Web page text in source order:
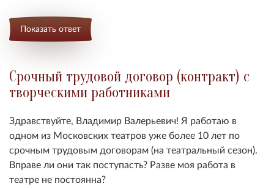
Показать ответ
Срочный трудовой договор (контракт) с
творческими работниками
Здравствуйте, Владимир Валерьевич! Я работаю в
одном из Московских театров уже более 10 лет по
срочным трудовым договорам (на театральный сезон).
Вправе ли они так поступасть? Разве моя работа в
театре не постоянна?